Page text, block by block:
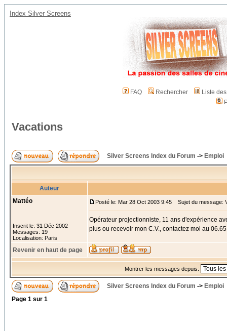
Index Silver Screens
FAQ Rechercher
Liste
Vacations
Silver Screens Index du Forum -> Emploi
Auteur
Mattéo
Inscrit le: 31 Déc 2002
Messages: 19
Localisation: Paris
Posté le: Mar 28 Oct 2003 9:45 Sujet du message:
Opérateur projectionniste, 11 ans d'expérience
plus ou recevoir mon C.V., contactez moi au
Revenir en haut de page
Montrer les messages depuis:
Silver Screens Index du Forum -> Emploi
Page 1 sur 1